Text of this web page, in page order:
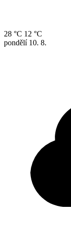
28 °C 12 °C
pondělí 10. 8.